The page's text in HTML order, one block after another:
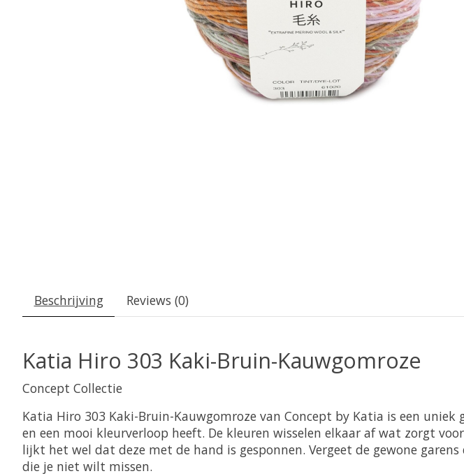
Beschrijving Reviews (0)
Katia Hiro 303 Kaki-Bruin-Kauwgomroze
Concept Collectie
Katia Hiro 303 Kaki-Bruin-Kauwgomroze van Concept by Katia is een
en een mooi kleurverloop heeft. De kleuren wisselen elkaar af wat zorgt
lijkt het wel dat deze met de hand is gesponnen. Vergeet de gewone
die je niet wilt missen.